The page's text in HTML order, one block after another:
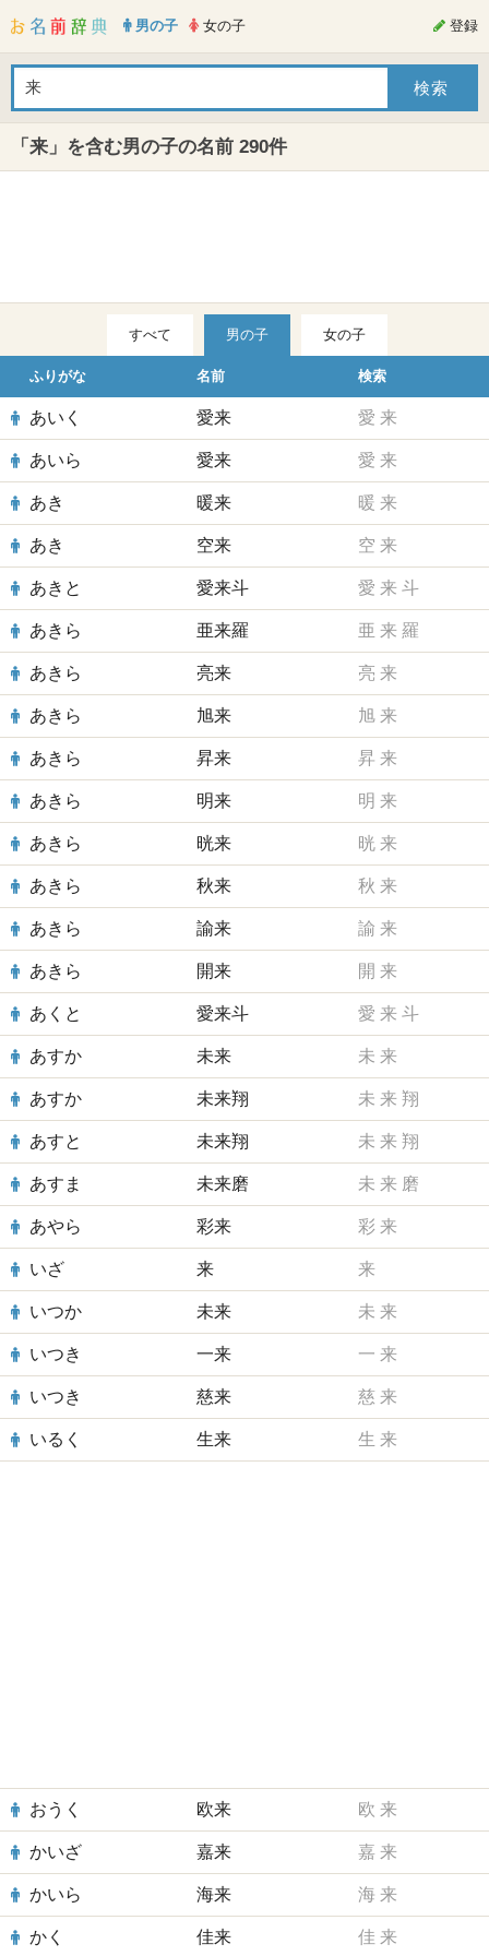
男の子 女の子 登録
「来」を含む男の子の名前 290件
すべて 男の子 女の子
ふりがな 名前 検索
あいく 愛来 愛 来
あいら 愛来 愛 来
あき 暖来 暖 来
あき 空来 空 来
あきと 愛来斗 愛 来 斗
あきら 亜来羅 亜 来 羅
あきら 亮来 亮 来
あきら 旭来 旭 来
あきら 昇来 昇 来
あきら 明来 明 来
あきら 晄来 晄 来
あきら 秋来 秋 来
あきら 諭来 諭 来
あきら 開来 開 来
あくと 愛来斗 愛 来 斗
あすか 未来 未 来
あすか 未来翔 未 来 翔
あすと 未来翔 未 来 翔
あすま 未来磨 未 来 磨
あやら 彩来 彩 来
いざ 来 来
いつか 未来 未 来
いつき 一来 一 来
いつき 慈来 慈 来
いるく 生来 生 来
おうく 欧来 欧 来
かいざ 嘉来 嘉 来
かいら 海来 海 来
かく 佳来 佳 来